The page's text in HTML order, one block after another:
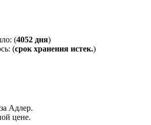
(4052 дня)
(срок хранения истек.)
Адлер.
цене.